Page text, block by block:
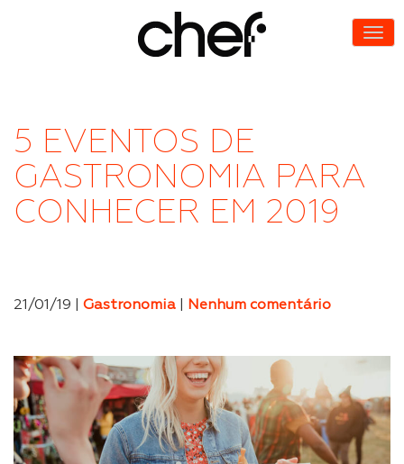
5 EVENTOS DE
GASTRONOMIA PARA
CONHECER EM 2019
21/01/19 | Gastronomia Nenhum comentário